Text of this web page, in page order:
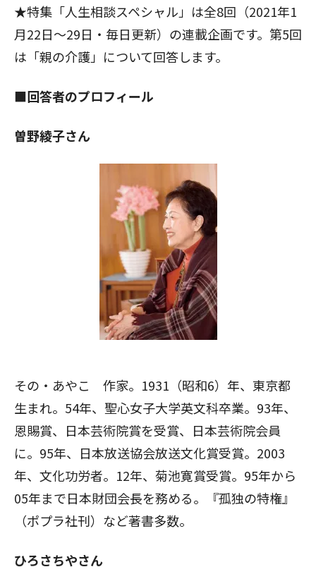
★特集「人生相談スペシャル」は全8回（2021年1
月22日～29日・毎日更新）の連載企画です。第5回
は「親の介護 」について回答します。
■回答者のプロフィール
曽野綾子さん
その・あやこ 作家。1931（昭和6）年、東京都
生まれ。54年、聖心女子大学英文科卒業。93年、
恩賜賞、日本芸術院賞を受賞、日本芸術院会員
に。95年、日本放送協会放送文化賞受賞。2003
年、文化功労者。12年、菊池寛賞受賞。95年から
05年まで日本財団会長を務める。『孤独の特権』
（ポプラ社刊）など著書多数。
ひろさちやさん